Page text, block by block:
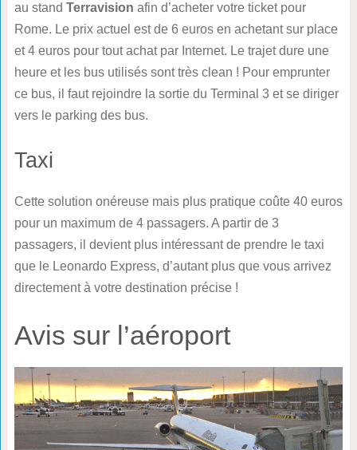
au stand Terravision afin d’acheter votre ticket pour
Rome. Le prix actuel est de 6 euros en achetant sur place
et 4 euros pour tout achat par Internet. Le trajet dure une
heure et les bus utilisés sont très clean ! Pour emprunter
ce bus, il faut rejoindre la sortie du Terminal 3 et se diriger
vers le parking des bus.
Taxi
Cette solution onéreuse mais plus pratique coûte 40 euros
pour un maximum de 4 passagers. A partir de 3
passagers, il devient plus intéressant de prendre le taxi
que le Leonardo Express, d’autant plus que vous arrivez
directement à votre destination précise !
Avis sur l’aéroport